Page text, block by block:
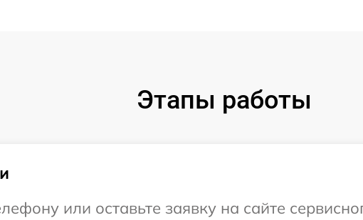
Этапы работы
или оставьте заявку на сайте